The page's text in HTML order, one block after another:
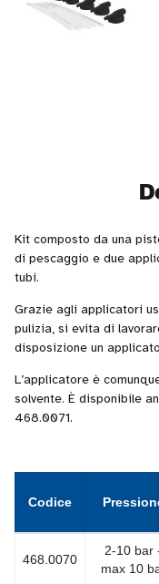
Kit composto da una
di pescaggio e due
tubi.
Grazie agli applicatori
pulizia, si evita di
disposizione un
L’applicatore è
solvente. È disponibile
468.0071.
Codice
468.0070
2-10 bar
max 10